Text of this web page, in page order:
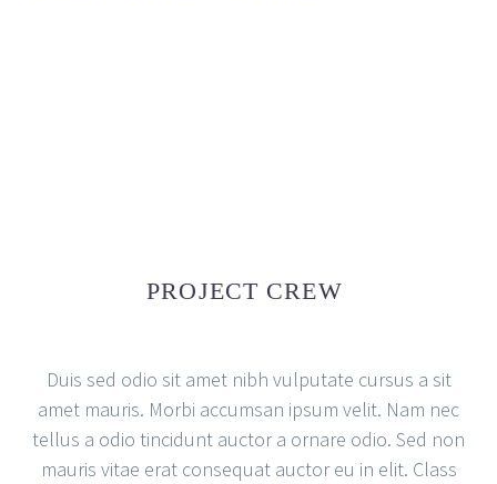
PROJECT CREW
Duis sed odio sit amet nibh vulputate cursus a sit
amet mauris. Morbi accumsan ipsum velit. Nam nec
tellus a odio tincidunt auctor a ornare odio. Sed non
mauris vitae erat consequat auctor eu in elit. Class